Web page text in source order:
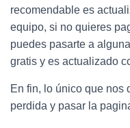
recomendable es
equipo, si no quieres
puedes pasarte a
gratis y es actualizado
En fin, lo único que nos
perdida y pasar la